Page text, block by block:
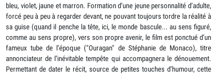
bleu, violet, jaune et marron. Formation d’une jeune personnalité d’adulte,
forcé peu à peu à regarder devant, ne pouvant toujours tordre la réalité à
sa guise (quand il penche la tête, ici, le monde bascule... au sens figuré,
comme au sens propre), vers son propre avenir, le film est ponctué d’un
fameux tube de l’époque ("Ouragan" de Stéphanie de Monaco), titre
annonciateur de l’inévitable tempête qui accompagnera le dénouement.
Permettant de dater le récit, source de petites touches d’humour, cette